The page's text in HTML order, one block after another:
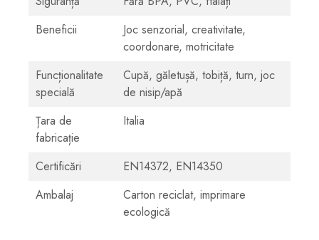
Beneficii
Joc senzorial, creativitate,
coordonare, motricitate
Funcționalitate
specială
Cupă, găletușă, tobiță, turn, joc
de nisip/apă
Țara de
fabricație
Italia
Certificări
EN14372, EN14350
Ambalaj
Carton reciclat, imprimare
ecologică